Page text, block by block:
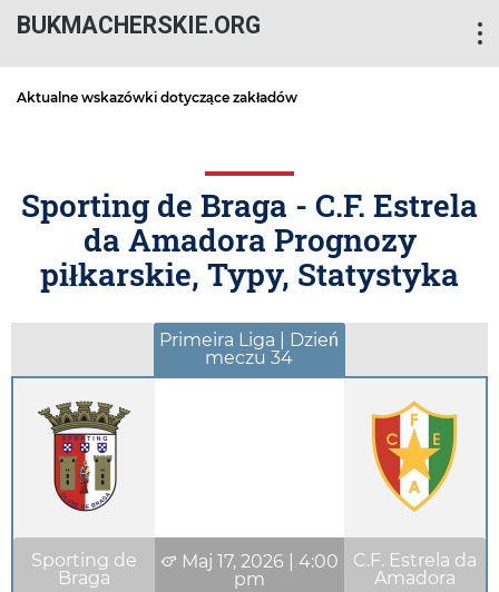
BUKMACHERSKIE.ORG
Aktualne wskazówki dotyczące zakładów
Sporting de Braga - C.F. Estrela
da Amadora Prognozy
piłkarskie, Typy, Statystyka
Primeira Liga | Dzień
meczu 34
Sporting de
Braga
Maj 17, 2026
4:00
pm
C.F. Estrela da
Amadora